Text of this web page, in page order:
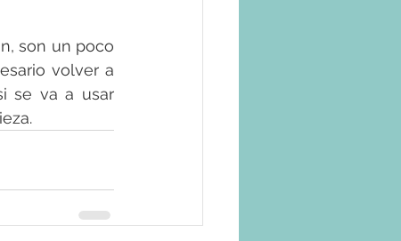
son un poco
volver a
se va a usar